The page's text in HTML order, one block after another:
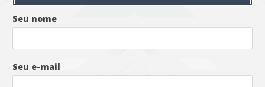
Seu nome
Seu e-mail